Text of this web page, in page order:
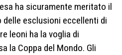
ha sicuramente meritato il
esclusioni eccellenti di
leoni ha la voglia di
la Coppa del Mondo. Gli